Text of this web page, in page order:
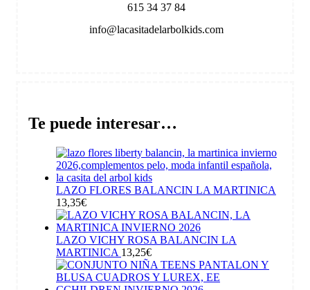
615 34 37 84
info@lacasitadelarbolkids.com
Te puede interesar…
LAZO FLORES BALANCIN LA MARTINICA
13,35€
LAZO VICHY ROSA BALANCIN LA
MARTINICA 13,25€